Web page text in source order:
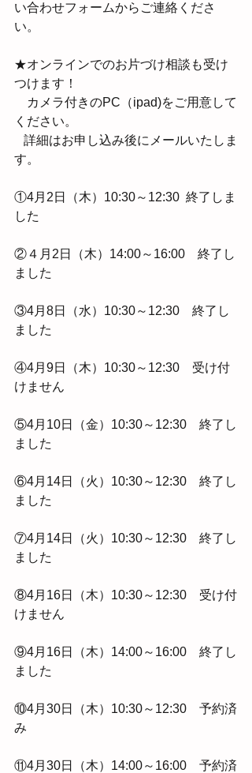
い合わせフォームからご連絡くださ
い。
★オンラインでのお片づけ相談も受け
つけます！
カメラ付きのPC（ipad)をご用意して
ください。
す。
①4月2日（木）10:30～12:30  終了しま
した
②４月2日（木）14:00～16:00　終了し
ました
③4月8日（水）10:30～12:30　終了し
ました
④4月9日（木）10:30～12:30　受け付
けません
⑤4月10日（金）10:30～12:30　終了し
ました
⑥4月14日（火）10:30～12:30　終了し
ました
⑦4月14日（火）10:30～12:30　終了し
ました
⑧4月16日（木）10:30～12:30　受け付
けません
⑨4月16日（木）14:00～16:00　終了し
ました
⑩4月30日（木）10:30～12:30　予約済
み
⑪4月30日（木）14:00～16:00　予約済